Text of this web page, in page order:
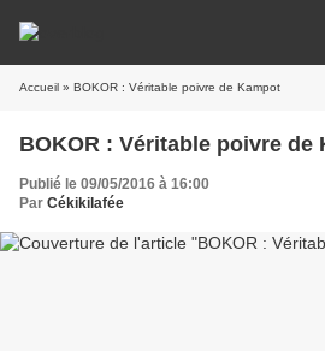
Accueil » BOKOR : Véritable poivre de Kampot
BOKOR : Véritable poivre de
Publié le 09/05/2016 à 16:00
Par Cékikilafée